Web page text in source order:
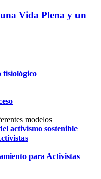
Vida Plena y un
fisiológico
modelos
activismo sostenible
para Activistas